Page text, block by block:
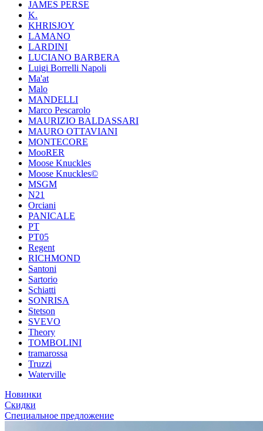
JAMES PERSE
K.
KHRISJOY
LAMANO
LARDINI
LUCIANO BARBERA
Luigi Borrelli Napoli
Ma'at
Malo
MANDELLI
Marco Pescarolo
MAURIZIO BALDASSARI
MAURO OTTAVIANI
MONTECORE
MooRER
Moose Knuckles
Moose Knuckles©️
MSGM
N21
Orciani
PANICALE
PT
PT05
Regent
RICHMOND
Santoni
Sartorio
Schiatti
SONRISA
Stetson
SVEVO
Theory
TOMBOLINI
tramarossa
Truzzi
Waterville
Новинки
Скидки
Специальное предложение